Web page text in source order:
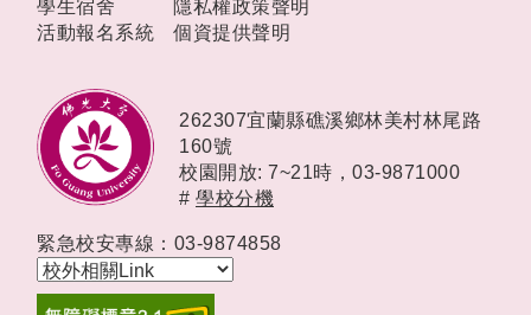
學生宿舍
活動報名系統
隱私權政策聲明
個資提供聲明
262307宜蘭縣礁溪鄉林美村林尾路
160號
校園開放: 7~21時， 03-9871000
# 學校分機
緊急校安專線：03-9874858